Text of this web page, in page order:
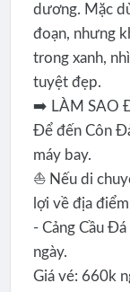
dương. Mặc
đoạn, nhưng
trong xanh,
tuyệt đẹp.
➡️ LÀM SAO
Để đến Côn
máy bay.
⛵ Nếu di
lợi về địa
- Cảng Cầu
ngày.
Giá vé: 660k